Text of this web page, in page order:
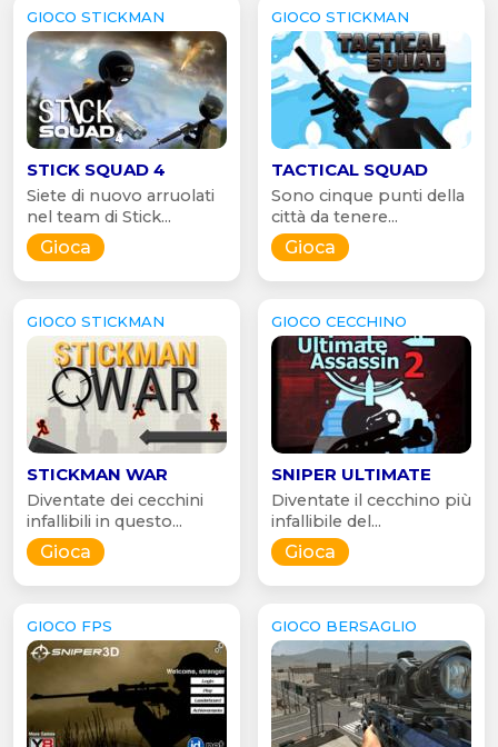
GIOCO STICKMAN
STICK SQUAD 4
Siete di nuovo arruolati
nel team di Stick...
Gioca
GIOCO STICKMAN
TACTICAL SQUAD
Sono cinque punti della
città da tenere...
Gioca
GIOCO STICKMAN
STICKMAN WAR
Diventate dei cecchini
infallibili in questo...
Gioca
GIOCO CECCHINO
SNIPER ULTIMATE
Diventate il cecchino più
infallibile del...
Gioca
GIOCO FPS GIOCO BERSAGLIO